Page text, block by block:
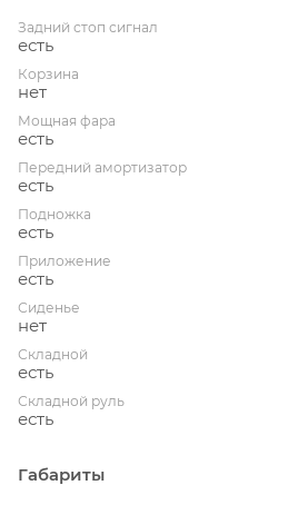
Задний стоп сигнал
есть
Корзина
нет
Мощная фара
есть
Передний амортизатор
есть
Подножка
есть
Приложение
есть
Сиденье
нет
Складной
есть
Складной руль
есть
Габариты